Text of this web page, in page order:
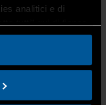
analitici e di
tutti” qui di fianco.